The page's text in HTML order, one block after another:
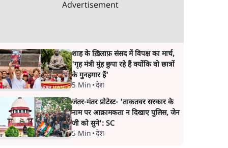
Advertisement
शाह के ख़िलाफ़ संसद में विपक्ष का मार्च,
'गृह मंत्री मुंह छुपा रहे हैं क्योंकि वो छात्रों
के गुनहगार हैं'
5 Min •देश
जंतर-मंतर प्रोटेस्ट- 'ताकतवर सरकार के
नाम पर आक्रामकता न दिखाए पुलिस, जेन
जी को सुने': SC
5 Min •देश